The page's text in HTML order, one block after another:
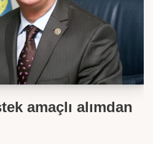
amaçlı alımdan